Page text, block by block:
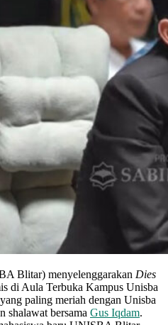
Blitar) menyelenggarakan Dies
di Aula Terbuka Kampus Unisba
paling meriah dengan Unisba
shalawat bersama Gus Iqdam.